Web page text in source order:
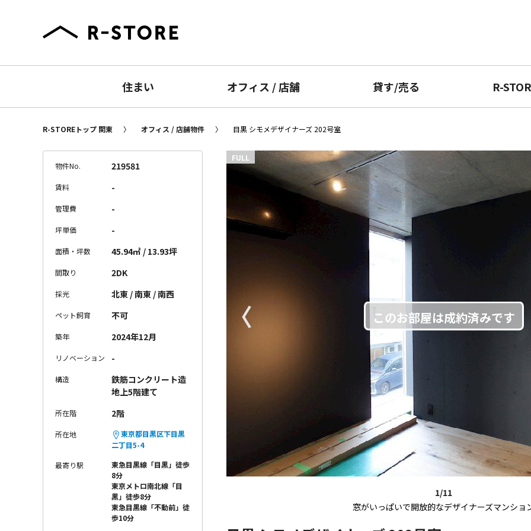
住まい オフィス /店舗 貸す/売る R-
R-STOREトップ 関東 オフィス / 店舗物件 目黒 シモメデザイナーズ 202号室
1/11
窓がいっぱいで開放的なデザイナーズマンショ
〈
FULL
物件No. 219581
賃料 -
管理費 -
坪単価 -
面積・坪数 45.94㎡ / 13.93坪
間取り 2DK
採光 北東 / 南東 / 南西
ペット飼育 不可
築年 2024年12月
リノベーション -
構造
鉄筋コンクリート造
地上5階建て
所在階 2階
所在地
東京都目黒区下目黒
二丁目5-4
最寄り駅
東急目黒線「目黒」徒歩
8分
東京メトロ南北線「目
黒」徒歩8分
東急目黒線「不動前」徒
歩10分